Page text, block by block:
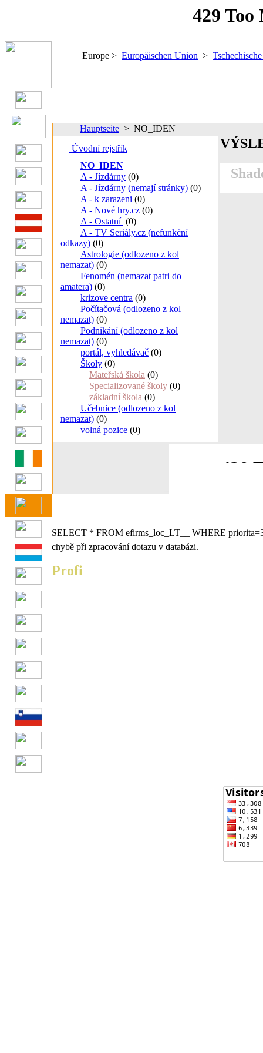
Europe > Europäischen Union >
Hauptseite > NO_IDEN
Úvodní rejstřík
NO_IDEN
A - Jízdárny (0)
A - Jízdárny (nemají stránky) (0)
A - k zarazeni (0)
A - Nové hry.cz (0)
A - Ostatní (0)
A - TV Seriály.cz (nefunkční
odkazy) (0)
Astrologie (odlozeno z kol
nemazat) (0)
Fenomén (nemazat patri do
amatera) (0)
krizove centra (0)
Počítačová (odlozeno z kol
nemazat) (0)
Podnikání (odlozeno z kol
nemazat) (0)
portál, vyhledávač (0)
Školy (0)
Mateřská škola (0)
Specializované školy (0)
základní škola (0)
Učebnice (odlozeno z kol
nemazat) (0)
volná pozice (0)
SELECT * FROM efirms_loc_LT__ WHERE
chybě při zpracování dotazu v databázi.
Profi